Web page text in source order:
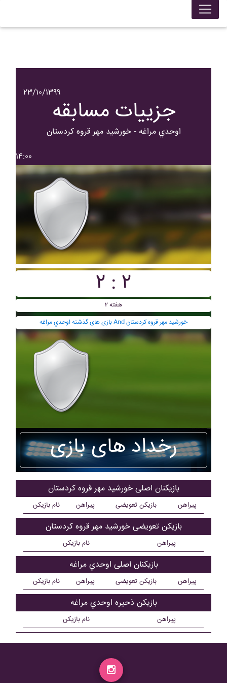
۲۳/۱۰/۱۳۹۹
جزییات مسابقه
اوحدي مراغه - خورشيد مهر قروه کردستان
۱۴:۰۰
۲ : ۲
هفته ۲
بازی های گذشته اوحدي مراغه And خورشيد مهر قروه کردستان
رخداد های بازی
بازیکنان اصلی خورشيد مهر قروه کردستان
نام بازیکن پیراهن بازیکن تعویضی پیراهن
بازیکن تعویضی خورشيد مهر قروه کردستان
نام بازیکن پیراهن
بازیکنان اصلی اوحدي مراغه
نام بازیکن پیراهن بازیکن تعویضی پیراهن
بازیکن ذحیره اوحدي مراغه
نام بازیکن پیراهن